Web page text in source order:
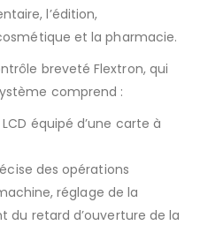
l’édition,
et la pharmacie.
breveté Flextron, qui
comprend :
équipé d’une carte à
des opérations
réglage de la
du retard d’ouverture de la